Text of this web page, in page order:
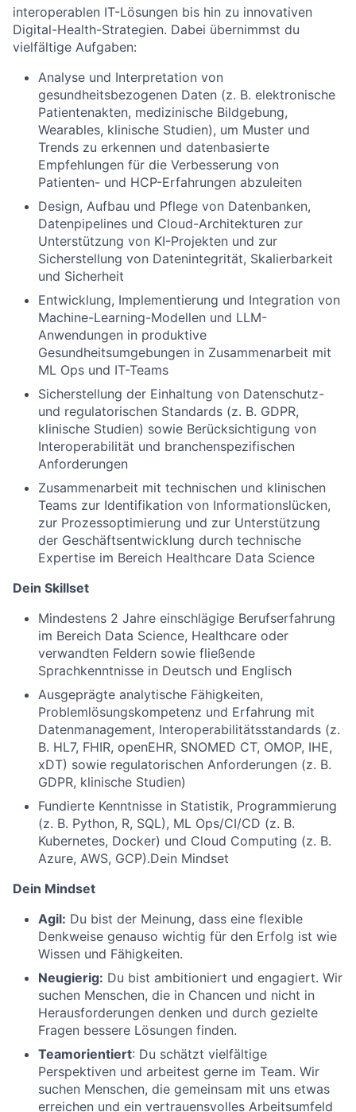
interoperablen IT-Lösungen bis hin zu innovativen
Digital-Health-Strategien. Dabei übernimmst du
vielfältige Aufgaben:
Analyse und Interpretation von
gesundheitsbezogenen Daten (z. B. elektronische
Patientenakten, medizinische Bildgebung,
Wearables, klinische Studien), um Muster und
Trends zu erkennen und datenbasierte
Empfehlungen für die Verbesserung von
Patienten- und HCP-Erfahrungen abzuleiten
Design, Aufbau und Pflege von Datenbanken,
Datenpipelines und Cloud-Architekturen zur
Unterstützung von KI-Projekten und zur
Sicherstellung von Datenintegrität, Skalierbarkeit
und Sicherheit
Entwicklung, Implementierung und Integration von
Machine-Learning-Modellen und LLM-
Anwendungen in produktive
Gesundheitsumgebungen in Zusammenarbeit mit
ML Ops und IT-Teams
Sicherstellung der Einhaltung von Datenschutz-
und regulatorischen Standards (z. B. GDPR,
klinische Studien) sowie Berücksichtigung von
Interoperabilität und branchenspezifischen
Anforderungen
Zusammenarbeit mit technischen und klinischen
Teams zur Identifikation von Informationslücken,
zur Prozessoptimierung und zur Unterstützung
der Geschäftsentwicklung durch technische
Expertise im Bereich Healthcare Data Science
Dein Skillset
Mindestens 2 Jahre einschlägige Berufserfahrung
im Bereich Data Science, Healthcare oder
verwandten Feldern sowie fließende
Sprachkenntnisse in Deutsch und Englisch
Ausgeprägte analytische Fähigkeiten,
Problemlösungskompetenz und Erfahrung mit
Datenmanagement, Interoperabilitätsstandards (z.
B. HL7, FHIR, openEHR, SNOMED CT, OMOP, IHE,
xDT) sowie regulatorischen Anforderungen (z. B.
GDPR, klinische Studien)
Fundierte Kenntnisse in Statistik, Programmierung
(z. B. Python, R, SQL), ML Ops/CI/CD (z. B.
Kubernetes, Docker) und Cloud Computing (z. B.
Azure, AWS, GCP).Dein Mindset
Dein Mindset
Agil: Du bist der Meinung, dass eine flexible
Denkweise genauso wichtig für den Erfolg ist wie
Wissen und Fähigkeiten.
Neugierig: Du bist ambitioniert und engagiert. Wir
suchen Menschen, die in Chancen und nicht in
Herausforderungen denken und durch gezielte
Fragen bessere Lösungen finden.
Teamorientiert: Du schätzt vielfältige
Perspektiven und arbeitest gerne im Team. Wir
suchen Menschen, die gemeinsam mit uns etwas
erreichen und ein vertrauensvolles Arbeitsumfeld